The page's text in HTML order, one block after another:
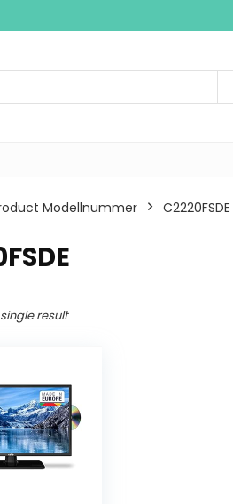
Modellnummer ‎C2220FSDE
result